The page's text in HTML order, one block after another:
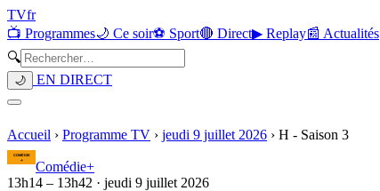
TVfr
📺 Programmes🌙 Ce soir⚽ Sport🔴 Direct▶ Replay📰 Actualités
🔍
🌙 EN DIRECT
Accueil › Programme TV › jeudi 9 juillet 2026 › H - Saison 3
Comédie+
13h14 – 13h42 · jeudi 9 juillet 2026